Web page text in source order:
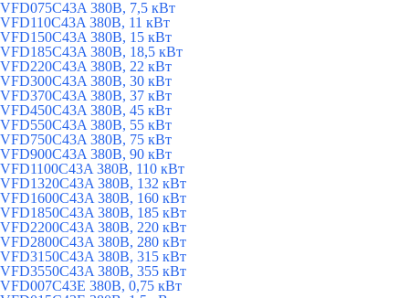
VFD075C43A 380В, 7,5 кВт
VFD110C43A 380В, 11 кВт
VFD150C43A 380В, 15 кВт
VFD185C43A 380В, 18,5 кВт
VFD220C43A 380В, 22 кВт
VFD300C43A 380В, 30 кВт
VFD370C43A 380В, 37 кВт
VFD450C43A 380В, 45 кВт
VFD550C43A 380В, 55 кВт
VFD750C43A 380В, 75 кВт
VFD900C43A 380В, 90 кВт
VFD1100C43A 380В, 110 кВт
VFD1320C43A 380В, 132 кВт
VFD1600C43A 380В, 160 кВт
VFD1850C43A 380В, 185 кВт
VFD2200C43A 380В, 220 кВт
VFD2800C43A 380В, 280 кВт
VFD3150C43A 380В, 315 кВт
VFD3550C43A 380В, 355 кВт
VFD007C43E 380В, 0,75 кВт